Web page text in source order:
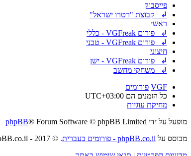
פייסבוק
↲ קבוצת "רטרו ישראל"
ראשי
↲ פורום VGFreak - כללי
↲ פורום VGFreak - טכני
חיצוני
↲ פורום VGFreak - ישן
↲ משחקי מחשב
VGF פורומים
כל הזמנים הם UTC+03:00
מחיקת עוגיות
מופעל על ידי
phpBB® Forum Software © phpBB Limited
מבוסס על phpBB.co.il - פורומים בעברית
. © 2017 - phpBB.co.il.